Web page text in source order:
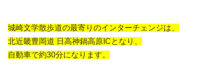
城崎文学散歩道の最寄りのインターチェンジは、
北近畿豊岡道 日高神鍋高原ICとなり、
自動車で約30分になります。